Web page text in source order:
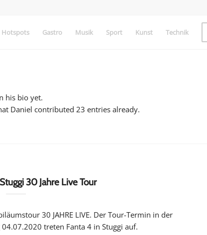
Hotspots Gastro Musik Sport Kunst Technik
his bio yet.
Daniel contributed 23 entries already.
30 Jahre Live Tour
30 JAHRE LIVE. Der Tour-Termin in der
treten Fanta 4 in Stuggi auf.